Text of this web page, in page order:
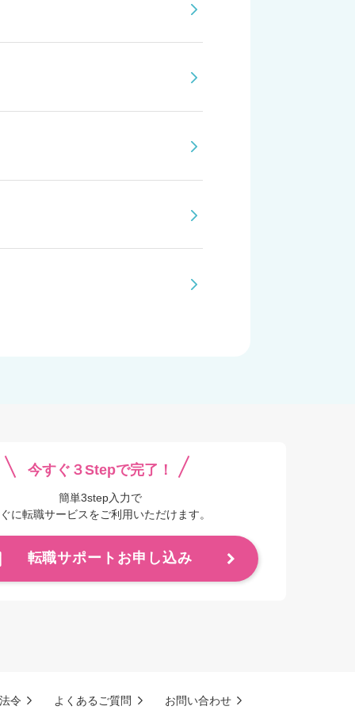
今すぐ３Stepで完了！
簡単3step入力で
に転職サービスをご利用いただけます。
転職サポートお申し込み
令 よくあるご質問 お問い合わせ